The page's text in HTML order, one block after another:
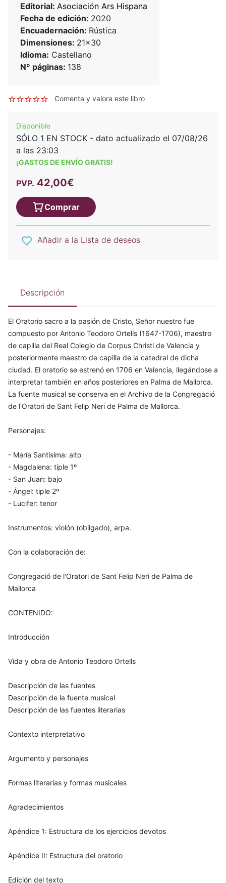
Editorial: Asociación Ars Hispana
Fecha de edición: 2020
Encuadernación: Rústica
Dimensiones: 21x30
Idioma: Castellano
Nº páginas: 138
Comenta y valora este libro
Disponible
SÓLO 1 EN STOCK - dato actualizado el 07/08/26
a las 23:03
¡GASTOS DE ENVÍO GRATIS!
PVP. 42,00€
Comprar
Añadir a la Lista de deseos
Descripción
El Oratorio sacro a la pasión de Cristo, Señor nuestro fue
compuesto por Antonio Teodoro Ortells (1647-1706), maestro
de capilla del Real Colegio de Corpus Christi de Valencia y
posteriormente maestro de capilla de la catedral de dicha
ciudad. El oratorio se estrenó en 1706 en Valencia, llegándose a
interpretar también en años posteriores en Palma de Mallorca.
La fuente musical se conserva en el Archivo de la Congregació
de l'Oratori de Sant Felip Neri de Palma de Mallorca.
Personajes:
- María Santísima: alto
- Magdalena: tiple 1º
- San Juan: bajo
- Ángel: tiple 2º
- Lucifer: tenor
Instrumentos: violón (obligado), arpa.
Con la colaboración de:
Congregació de l'Oratori de Sant Felip Neri de Palma de
Mallorca
CONTENIDO:
Introducción
Vida y obra de Antonio Teodoro Ortells
Descripción de las fuentes
Descripción de la fuente musical
Descripción de las fuentes literarias
Contexto interpretativo
Argumento y personajes
Formas literarias y formas musicales
Agradecimientos
Apéndice 1: Estructura de los ejercicios devotos
Apéndice II: Estructura del oratorio
Edición del texto